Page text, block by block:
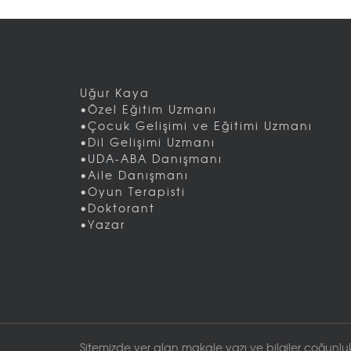
Uğur Kaya
•Özel Eğitim Uzmanı
•Çocuk Gelişimi ve Eğitimi Uzmanı
•Dil Gelişimi Uzmanı
•UDA-ABA Danışmanı
•Aile Danışmanı
•Oyun Terapisti
•Doktorant
•Yazar
Sitemizde yer alan makale yazı ve bilgiler